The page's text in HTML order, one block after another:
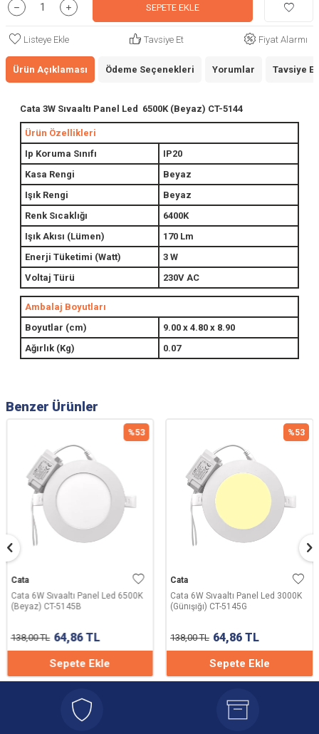
SEPETE EKLE
Listeye Ekle Tavsiye Et Fiyat Alarmı
Ürün Açıklaması Ödeme Seçenekleri Yorumlar Tavsiye Et
Cata 3W Sıvaaltı Panel Led 6500K (Beyaz) CT-5144
Ürün Özellikleri
Ip Koruma Sınıfı
IP20
Kasa Rengi
Beyaz
Işık Rengi
Beyaz
Renk Sıcaklığı
6400K
Işık Akısı (Lümen)
170 Lm
Enerji Tüketimi (Watt)
3 W
Voltaj Türü
230V AC
Ambalaj Boyutları
Boyutlar (cm)
9.00 x 4.80 x 8.90
Ağırlık (Kg)
0.07
Benzer Ürünler
%53
Cata
Cata 6W Sıvaaltı Panel Led 6500K
(Beyaz) CT-5145B
138,00TL 64,86TL
Sepete Ekle
%53
Cata
Cata 6W Sıvaaltı Panel Led 3000K
(Günışığı) CT-5145G
138,00TL 64,86TL
Sepete Ekle